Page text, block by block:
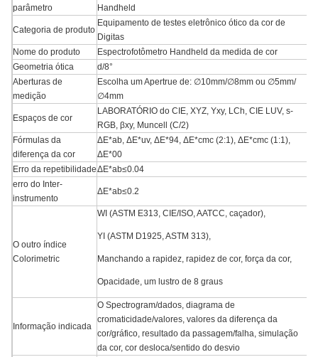
parâmetro Handheld
Categoria de produto
Equipamento de testes eletrônico ótico da cor de
Digitas
Nome do produto
Espectrofotômetro Handheld da medida de cor
Geometria ótica
d/8°
Aberturas de
medição
Escolha um Apertrue de: ∅10mm/∅8mm ou ∅5mm/
∅4mm
Espaços de cor
LABORATÓRIO do CIE, XYZ, Yxy, LCh, CIE LUV, s-
RGB, βxy, Muncell (C/2)
Fórmulas da
diferença da cor
ΔE*ab, ΔE*uv, ΔE*94, ΔE*cmc (2:1), ΔE*cmc (1:1),
ΔE*00
Erro da repetibilidadeΔE*ab≤0.04
erro do Inter-
instrumento
ΔE*ab≤0.2
O outro índice
Colorimetric
WI (ASTM E313, CIE/ISO, AATCC, caçador),
YI (ASTM D1925, ASTM 313),
Manchando a rapidez, rapidez de cor, força da cor,
Opacidade, um lustro de 8 graus
Informação indicada
O Spectrogram/dados, diagrama de
cromaticidade/valores, valores da diferença da
cor/gráfico, resultado da passagem/falha, simulação
da cor, cor desloca/sentido do desvio